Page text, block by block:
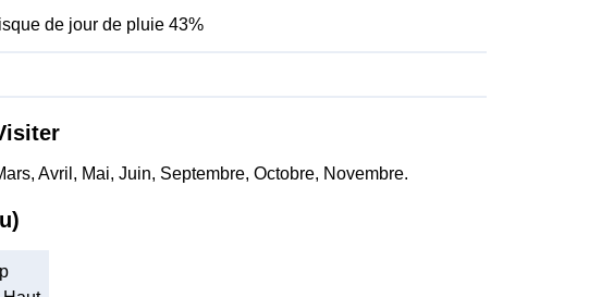
de jour de pluie 43%
Avril, Mai, Juin, Septembre, Octobre, Novembre.